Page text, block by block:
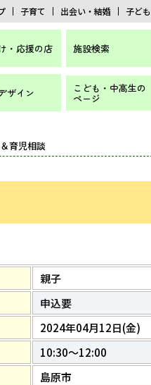
子育て 出会い・結婚 子ど
・応援の店 施設検索
ザイン こども・中高生の
ページ
育児相談
親子
申込要
2024年04月12日(金)
10:30～12:00
島原市